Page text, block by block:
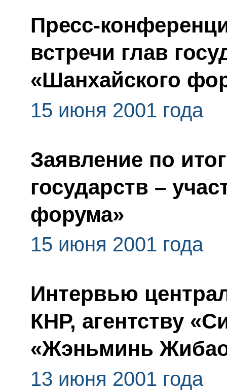
Пресс-
встречи глав
«Шанхайского
15 июня 2001 года
Заявление по
государств –
форума»
15 июня 2001 года
Интервью
КНР, агентству
«Жэньминь
13 июня 2001 года